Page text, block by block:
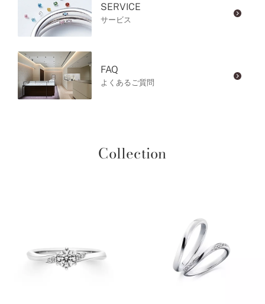
SERVICE
サービス
FAQ
よくあるご質問
Collection